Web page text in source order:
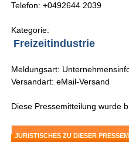
Telefon: +0492644 2039
Kategorie:
Freizeitindustrie
Meldungsart:
Versandart: eMail-Versand
Diese Pressemitteilung wurde
JURISTISCHES ZU DIESER